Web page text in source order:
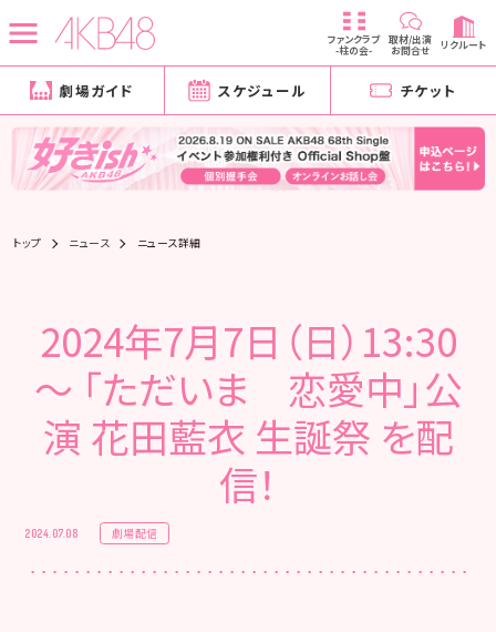
ファンクラブ
-柱の会-
取材/出演
お問合せ リクルート
劇場ガイド スケジュール チケット
トップ ニュース ニュース詳細
2024年7月7日（日）13:30
～ 「ただいま 恋愛中」公
演 花田藍衣 生誕祭 を配
信！
2024.07.08 劇場配信